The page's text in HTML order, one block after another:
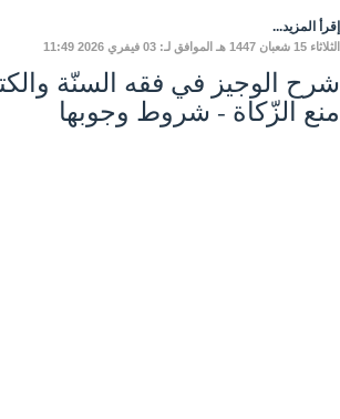
إقرأ المزيد...
الثلاثاء 15 شعبان 1447 هـ الموافق لـ: 03 فيفري 2026 11:49
منع الزّكاة - شروط وجوبها